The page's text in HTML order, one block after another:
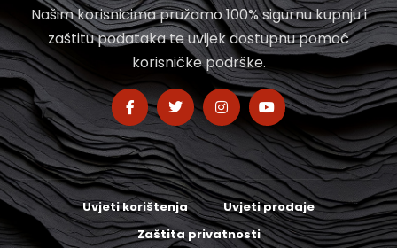
Našim korisnicima pružamo 100% sigurnu kupnju i
zaštitu podataka te uvijek dostupnu pomoć
korisničke podrške.
Uvjeti korištenja
Uvjeti prodaje
Zaštita privatnosti